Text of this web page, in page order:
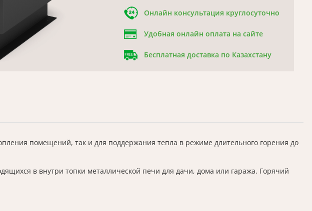
Онлайн консультация круглосуточно
Удобная онлайн оплата на сайте
Бесплатная доставка по Казахстану
помещений, так и для поддержания тепла в режиме длительного горения до
в внутри топки металлической печи для дачи, дома или гаража. Горячий